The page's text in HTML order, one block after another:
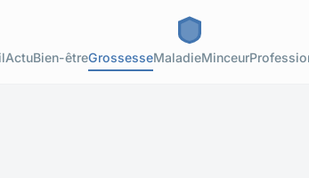
ActuBien-êtreGrossesseMaladieMinceur